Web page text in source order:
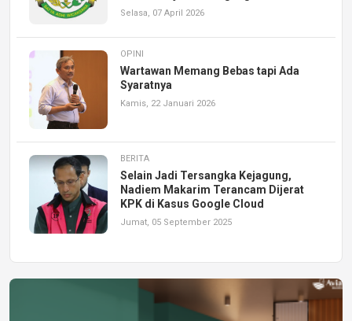
Selasa, 07 April 2026
OPINI
Wartawan Memang Bebas tapi Ada
Syaratnya
Kamis, 22 Januari 2026
BERITA
Selain Jadi Tersangka Kejagung,
Nadiem Makarim Terancam Dijerat
KPK di Kasus Google Cloud
Jumat, 05 September 2025